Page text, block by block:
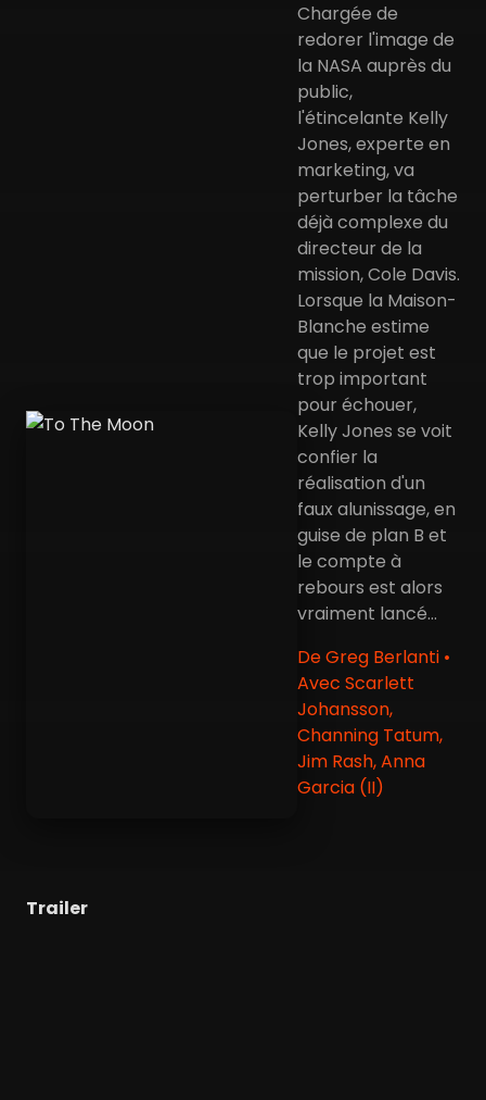
Chargée de
redorer l'image de
la NASA auprès du
public,
l'étincelante Kelly
Jones, experte en
marketing, va
perturber la tâche
déjà complexe du
directeur de la
mission, Cole Davis.
Lorsque la Maison-
Blanche estime
que le projet est
trop important
pour échouer,
Kelly Jones se voit
confier la
réalisation d'un
faux alunissage, en
guise de plan B et
le compte à
rebours est alors
vraiment lancé...
De Greg Berlanti •
Avec Scarlett
Johansson,
Channing Tatum,
Jim Rash, Anna
Garcia (II)
Trailer